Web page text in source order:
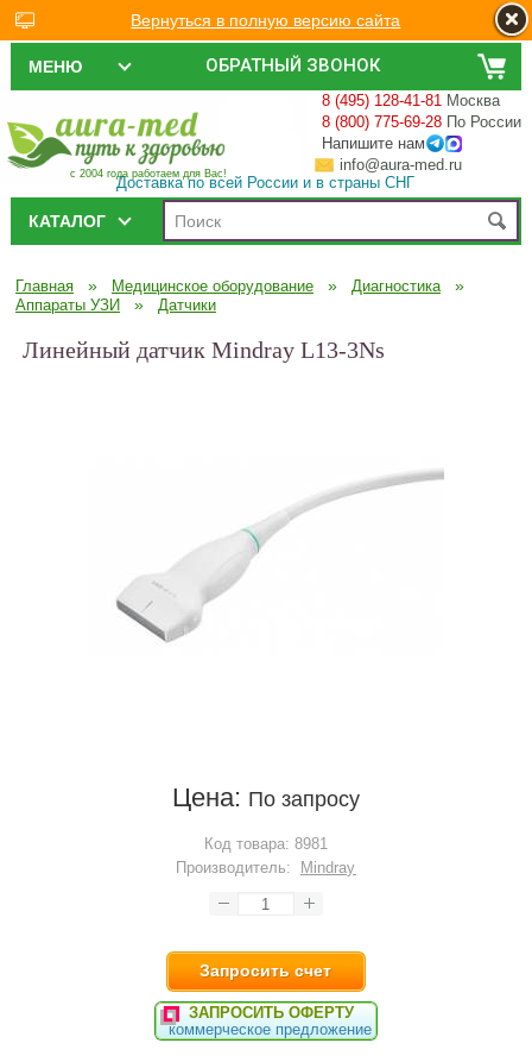
ОБРАТНЫЙ ЗВОНОК
МЕНЮ
с 2004 года работаем для Вас!
8 (495) 128-41-81 Москва
8 (800) 775-69-28 По России
Напишите нам
info@aura-med.ru
Доставка по всей России и в страны СНГ
КАТАЛОГ
Главная » Медицинское оборудование » Диагностика »
Аппараты УЗИ » Датчики
Линейный датчик Mindray L13-3Ns
Цена: По запросу
Код товара: 8981
Производитель:
Mindray
Запросить счет
ЗАПРОСИТЬ ОФЕРТУ
коммерческое предложение
Вернуться в полную версию сайта